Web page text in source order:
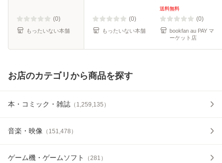
(0)
もったいない本舗
(0)
もったいない本舗
送料無料
(0)
bookfan au PAY マ
ーケット店
お店のカテゴリから商品を探す
本・コミック・雑誌 （ 1,259,135 ）
音楽・映像 （ 151,478 ）
ゲーム機・ゲームソフト （281 ）